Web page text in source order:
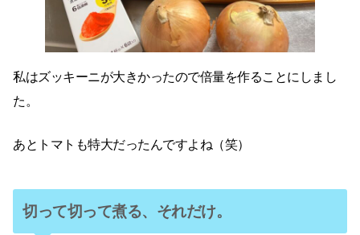
私はズッキーニが大きかったので倍量を作ることにしまし
た。
あとトマトも特大だったんですよね（笑）
切って切って煮る、それだけ。